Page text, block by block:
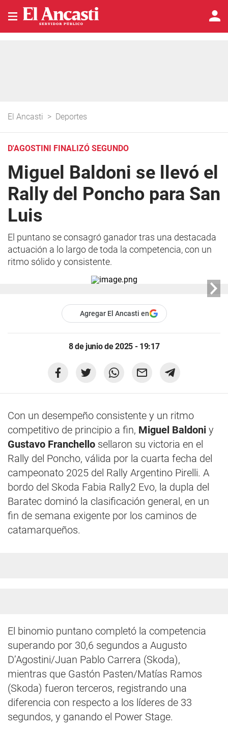
El Ancasti > Deportes
D'AGOSTINI FINALIZÓ SEGUNDO
Miguel Baldoni se llevó el
Rally del Poncho para San
Luis
El puntano se consagró ganador tras una destacada
actuación a lo largo de toda la competencia, con un
ritmo sólido y consistente.
Agregar El Ancasti en
8 de junio de 2025 - 19:17
Con un desempeño consistente y un ritmo
competitivo de principio a fin, Miguel Baldoni y
Gustavo Franchello sellaron su victoria en el
Rally del Poncho, válida por la cuarta fecha del
campeonato 2025 del Rally Argentino Pirelli. A
bordo del Skoda Fabia Rally2 Evo, la dupla del
Baratec dominó la clasificación general, en un
fin de semana exigente por los caminos de
catamarqueños.
El binomio puntano completó la competencia
superando por 30,6 segundos a Augusto
D’Agostini/Juan Pablo Carrera (Skoda),
mientras que Gastón Pasten/Matías Ramos
(Skoda) fueron terceros, registrando una
diferencia con respecto a los líderes de 33
segundos, y ganando el Power Stage.